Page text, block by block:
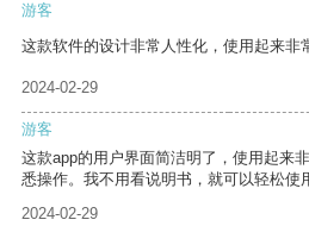
游客
这款软件的设计非常人性化，使用起来非
2024-02-29
游客
这款app的用户界面简洁明了，使用起来
悉操作。我不用看说明书，就可以轻松使
2024-02-29